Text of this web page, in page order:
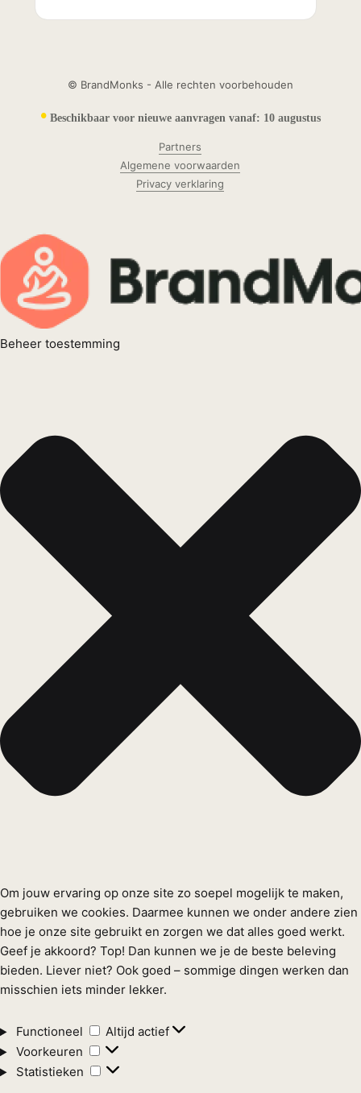
© BrandMonks - Alle rechten voorbehouden
•Beschikbaar voor nieuwe aanvragen vanaf: 10 augustus
Partners
Algemene voorwaarden
Privacy verklaring
Beheer toestemming
Om jouw ervaring op onze site zo soepel mogelijk te maken,
gebruiken we cookies. Daarmee kunnen we onder andere zien
hoe je onze site gebruikt en zorgen we dat alles goed werkt.
Geef je akkoord? Top! Dan kunnen we je de beste beleving
bieden. Liever niet? Ook goed – sommige dingen werken dan
misschien iets minder lekker.
Functioneel Functioneel
Altijd actief
Voorkeuren
Voorkeuren
Statistieken
Statistieken